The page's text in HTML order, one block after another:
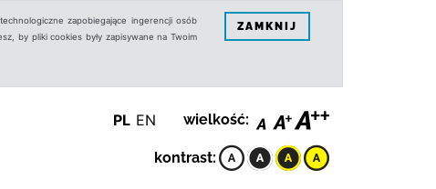
zapobiegające ingerencji osób
by pliki cookies były zapisywane na Twoim
ZAMKNIJ
PL EN wielkość:
kontrast: